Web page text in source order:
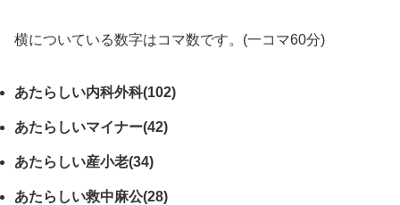
横についている数字はコマ数です。(一コマ60分)
あたらしい内科外科(102)
あたらしいマイナー(42)
あたらしい産小老(34)
あたらしい救中麻公(28)